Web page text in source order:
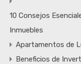
10 Consejos
Inmuebles
Apartamentos de
Beneficios de